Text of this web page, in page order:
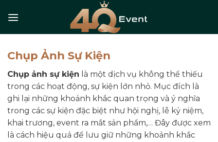
Chụp Ảnh Sự Kiện
Chụp ảnh sự kiện là một dịch vụ không thể thiếu
trong các hoạt động, sự kiện lớn nhỏ. Mục đích là
ghi lại những khoảnh khắc quan trọng và ý nghĩa
trong các sự kiện đặc biệt như hội nghị, lễ kỷ niệm,
khai trương, event ra mắt sản phẩm,… Đây được xem
là cách hiệu quả để lưu giữ những khoảnh khắc